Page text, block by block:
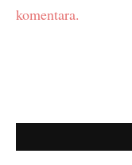
komentara.